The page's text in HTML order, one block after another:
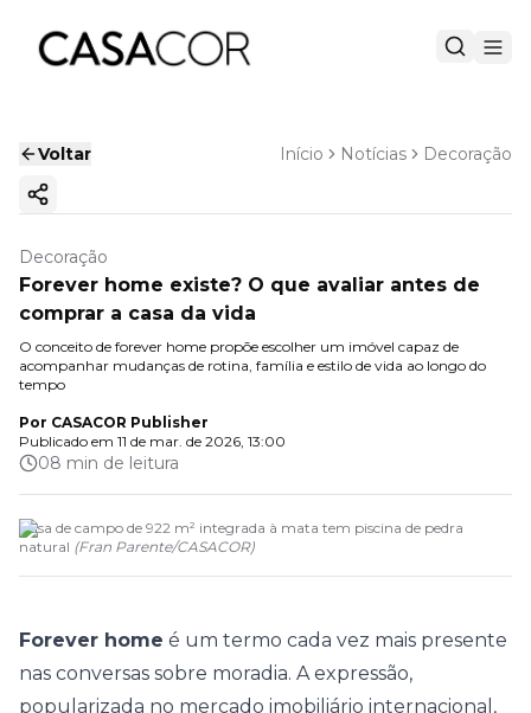
Voltar Início Notícias Decoração
Copiar link
Decoração
Forever home existe? O que avaliar antes de
comprar a casa da vida
O conceito de forever home propõe escolher um imóvel capaz de
acompanhar mudanças de rotina, família e estilo de vida ao longo do
tempo
Por CASACOR Publisher
Publicado em 11 de mar. de 2026, 13:00
08 min de leitura
Casa de campo de 922 m² integrada à mata tem piscina de pedra
natural (Fran Parente/CASACOR)
Forever home é um termo cada vez mais presente
nas conversas sobre moradia. A expressão,
popularizada no mercado imobiliário internacional,